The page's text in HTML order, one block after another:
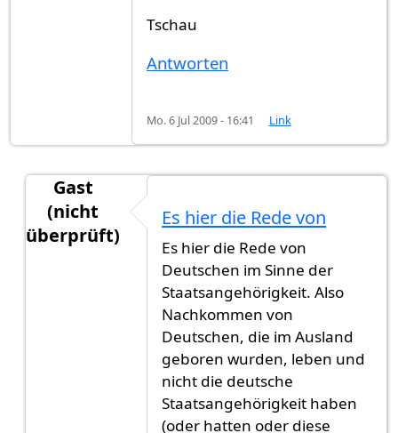
Tschau
Antworten
Mo. 6 Jul 2009 - 16:41 Link
Gast
(nicht
überprüft)
Hallo, interessante Zahlen.
Es hier die Rede von
Es hier die Rede von
Deutschen im Sinne der
Staatsangehörigkeit. Also
Nachkommen von
Deutschen, die im Ausland
geboren wurden, leben und
nicht die deutsche
Staatsangehörigkeit haben
(oder hatten oder diese